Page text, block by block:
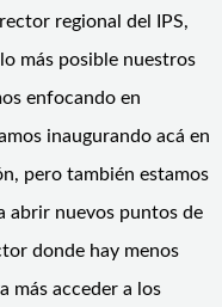
regional del IPS,
más posible nuestros
enfocando en
inaugurando acá en
pero también estamos
abrir nuevos puntos de
donde hay menos
más acceder a los